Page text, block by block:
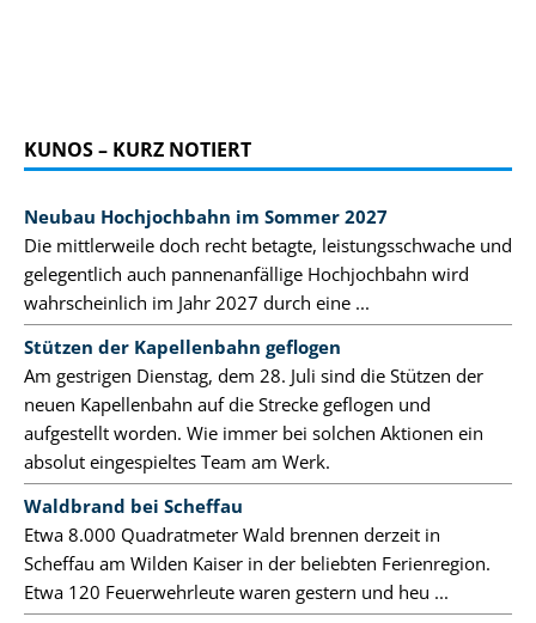
KUNOS – KURZ NOTIERT
Neubau Hochjochbahn im Sommer 2027
Die mittlerweile doch recht betagte, leistungsschwache und
gelegentlich auch pannenanfällige Hochjochbahn wird
wahrscheinlich im Jahr 2027 durch eine ...
Stützen der Kapellenbahn geflogen
Am gestrigen Dienstag, dem 28. Juli sind die Stützen der
neuen Kapellenbahn auf die Strecke geflogen und
aufgestellt worden. Wie immer bei solchen Aktionen ein
absolut eingespieltes Team am Werk.
Waldbrand bei Scheffau
Etwa 8.000 Quadratmeter Wald brennen derzeit in
Scheffau am Wilden Kaiser in der beliebten Ferienregion.
Etwa 120 Feuerwehrleute waren gestern und heu ...